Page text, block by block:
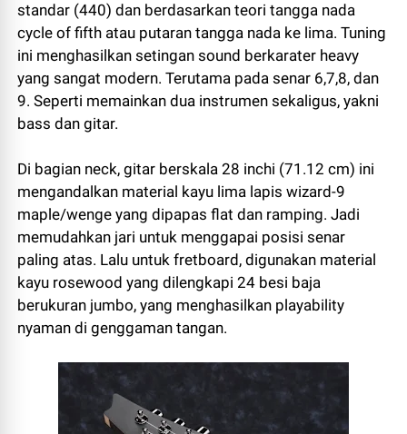
standar (440) dan berdasarkan teori tangga nada
cycle of fifth atau putaran tangga nada ke lima. Tuning
ini menghasilkan setingan sound berkarater heavy
yang sangat modern. Terutama pada senar 6,7,8, dan
9. Seperti memainkan dua instrumen sekaligus, yakni
bass dan gitar.
Di bagian neck, gitar berskala 28 inchi (71.12 cm) ini
mengandalkan material kayu lima lapis wizard-9
maple/wenge yang dipapas flat dan ramping. Jadi
memudahkan jari untuk menggapai posisi senar
paling atas. Lalu untuk fretboard, digunakan material
kayu rosewood yang dilengkapi 24 besi baja
berukuran jumbo, yang menghasilkan playability
nyaman di genggaman tangan.